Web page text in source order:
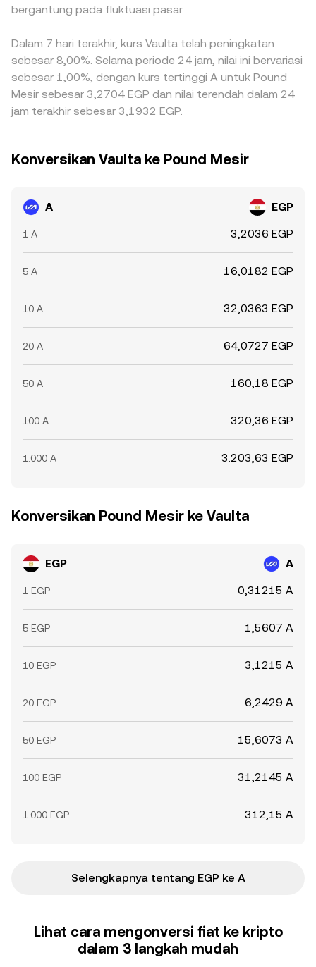
bergantung pada fluktuasi pasar.
Dalam 7 hari terakhir, kurs Vaulta telah peningkatan
sebesar 8,00%. Selama periode 24 jam, nilai ini bervariasi
sebesar 1,00%, dengan kurs tertinggi A untuk Pound
Mesir sebesar 3,2704 EGP dan nilai terendah dalam 24
jam terakhir sebesar 3,1932 EGP.
Konversikan Vaulta ke Pound Mesir
A EGP
1 A 3,2036 EGP
5 A 16,0182 EGP
10 A 32,0363 EGP
20 A 64,0727 EGP
50 A 160,18 EGP
100 A 320,36 EGP
1.000 A 3.203,63 EGP
Konversikan Pound Mesir ke Vaulta
EGP A
1 EGP 0,31215 A
5 EGP 1,5607 A
10 EGP 3,1215 A
20 EGP 6,2429 A
50 EGP 15,6073 A
100 EGP 31,2145 A
1.000 EGP 312,15 A
Selengkapnya tentang EGP ke A
Lihat cara mengonversi fiat ke kripto
dalam 3 langkah mudah